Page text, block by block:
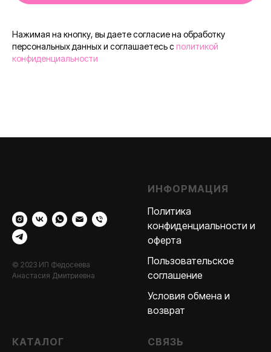
Нажимая на кнопку, вы даете согласие на обработку
персональных данных и соглашаетесь cполитикой
конфиденциальности
© 2023 ИП Федосеева
Анастасия Дмитриевна
ИНФОРМАЦИЯ
Политика
конфиденциальности и
оферта
Пользовательское
соглашение
Условия обмена и
возврат
КАТАЛОГ СВЯЗЬ